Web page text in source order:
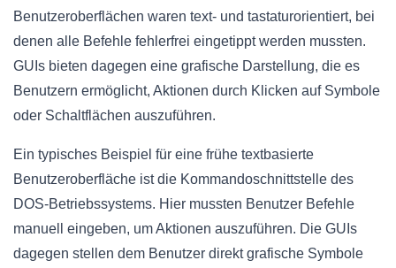
Benutzeroberflächen waren text- und tastaturorientiert, bei
denen alle Befehle fehlerfrei eingetippt werden mussten.
GUIs bieten dagegen eine grafische Darstellung, die es
Benutzern ermöglicht, Aktionen durch Klicken auf Symbole
oder Schaltflächen auszuführen.
Ein typisches Beispiel für eine frühe textbasierte
Benutzeroberfläche ist die Kommandoschnittstelle des
DOS-Betriebssystems. Hier mussten Benutzer Befehle
manuell eingeben, um Aktionen auszuführen. Die GUIs
dagegen stellen dem Benutzer direkt grafische Symbole